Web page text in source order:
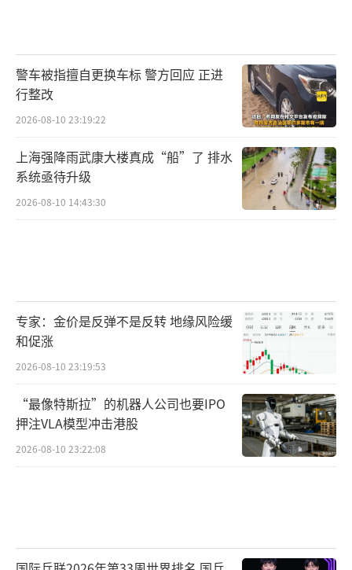
警车被指擅自更换车标 警方回应 正进
行整改
2026-08-10 23:19:22
上海强降雨武康大楼真成“船”了 排水
系统亟待升级
2026-08-10 14:43:30
专家：金价是反弹不是反转 地缘风险缓
和促涨
2026-08-10 23:19:53
“最像特斯拉”的机器人公司也要IPO
押注VLA模型冲击港股
2026-08-10 23:22:08